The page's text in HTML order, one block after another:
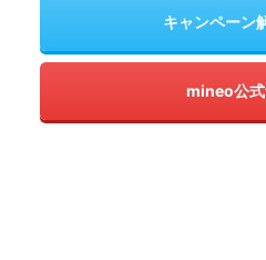
キャンペーン
mineo公式